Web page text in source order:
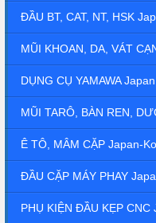
ĐẦU BT, CAT, NT, HSK
MŨI KHOAN, DA, VÁT
DỤNG CỤ YAMAWA Japan
MŨI TARÔ, BÀN REN,
Ê TÔ, MÂM CẶP Japan-
ĐẦU CẶP MÁY PHAY
PHỤ KIỆN ĐẦU KẸP CNC